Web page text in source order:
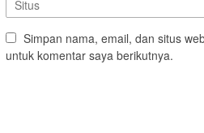
Simpan nama, email, dan situs
untuk komentar saya berikutnya.